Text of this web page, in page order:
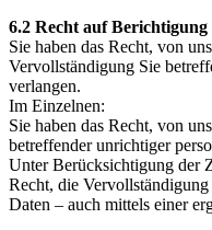
6.2 Recht auf Berichtigung
Sie haben das Recht, von
Vervollständigung Sie
verlangen.
Im Einzelnen:
Sie haben das Recht, von
betreffender unrichtiger
Unter Berücksichtigung der
Recht, die
Daten – auch mittels einer